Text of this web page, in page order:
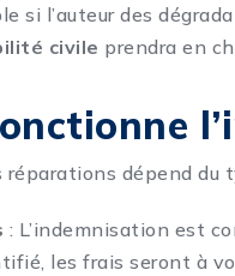
si l’auteur des
civile prendra en
dépend du
: L’indemnisation est
les frais seront à